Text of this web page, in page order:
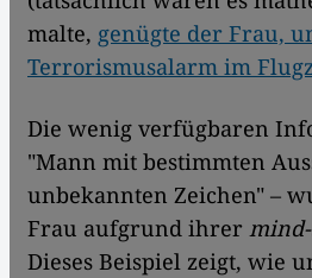
malte, genügte der Frau,
Terrorismusalarm im
Die wenig verfügbaren
"Mann mit bestimmten
unbekannten Zeichen" –
Frau aufgrund ihrer
Dieses Beispiel zeigt, wie